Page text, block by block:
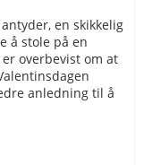
en skikkelig
å stole på en
overbevist om at
anledning til å